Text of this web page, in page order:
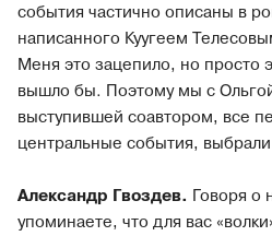
события частично описаны в
написанного Куугеем
Меня это зацепило, но просто
вышло бы. Поэтому мы с
выступившей соавтором, все
центральные события,
Александр Гвоздев. Говоря о
упоминаете, что для вас